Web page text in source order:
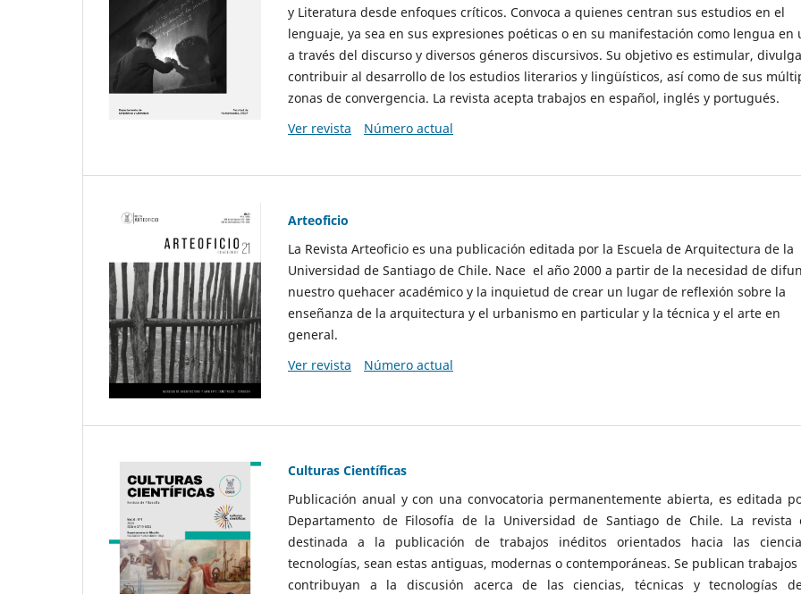
y Literatura desde enfoques críticos. Convoca a quienes centran sus estudios en el
lenguaje, ya sea en sus expresiones poéticas o en su manifestación como lengua en
a través del discurso y diversos géneros discursivos. Su objetivo es estimular,
contribuir al desarrollo de los estudios literarios y lingüísticos, así como de sus
zonas de convergencia. La revista acepta trabajos en español, inglés y portugués.
Ver revista
Número actual
Arteoficio
La Revista Arteoficio es una publicación editada por la Escuela de Arquitectura de la
Universidad de Santiago de Chile. Nace el año 2000 a partir de la necesidad de
nuestro quehacer académico y la inquietud de crear un lugar de reflexión sobre la
enseñanza de la arquitectura y el urbanismo en particular y la técnica y el arte en
general.
Ver revista
Número actual
Culturas Científicas
Publicación anual y con una convocatoria permanentemente abierta, es editada
Departamento de Filosofía de la Universidad de Santiago de Chile. La revista
destinada a la publicación de trabajos inéditos orientados hacia las
tecnologías, sean estas antiguas, modernas o contemporáneas. Se publican
contribuyan a la discusión acerca de las ciencias, técnicas y tecnologías